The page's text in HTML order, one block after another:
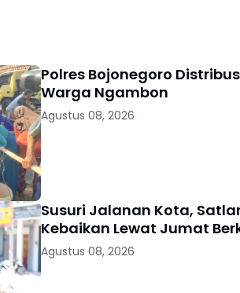
Polres Bojonegoro
Warga Ngambon
Agustus 08, 2026
Susuri Jalanan Kota,
Kebaikan Lewat Jumat
Agustus 08, 2026